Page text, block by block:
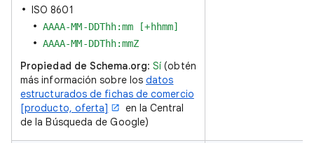
ISO 8601
AAAA-MM-DDThh:mm [+hhmm]
AAAA-MM-DDThh:mmZ
Propiedad de Schema.org:Sí (obtén
más información sobre losdatos
estructurados de fichas de comercio
[producto, oferta]
en la Central
de la Búsqueda de Google)